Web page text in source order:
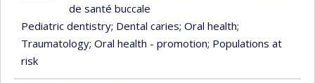
de santé buccale
Pediatric dentistry; Dental caries; Oral health;
Traumatology; Oral health - promotion; Populations at
risk